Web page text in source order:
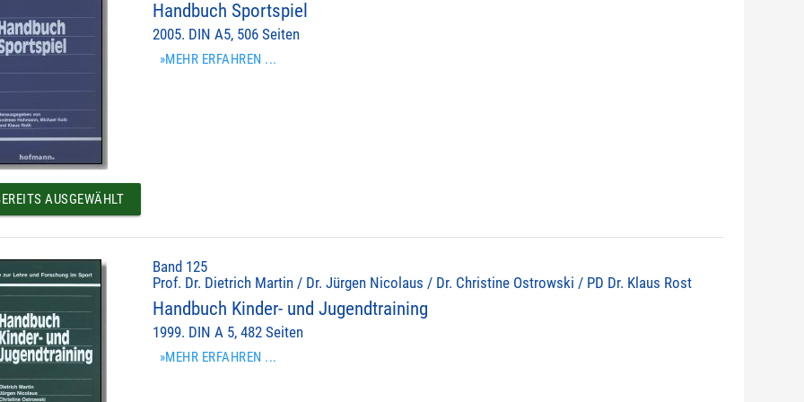
Handbuch Sportspiel
2005. DIN A5, 506 Seiten
»MEHR ERFAHREN ...
AUSGEWÄHLT
Band 125
Prof. Dr. Dietrich Martin / Dr. Jürgen Nicolaus / Dr. Christine Ostrowski / PD Dr. Klaus Rost
Handbuch Kinder- und Jugendtraining
1999. DIN A 5, 482 Seiten
»MEHR ERFAHREN ...